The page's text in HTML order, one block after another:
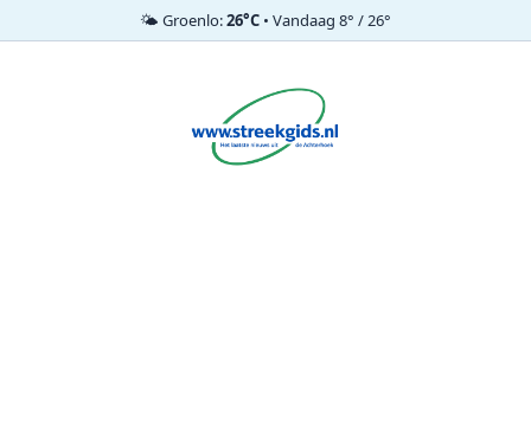
🌤️ Groenlo:26°C • Vandaag 8° / 26°